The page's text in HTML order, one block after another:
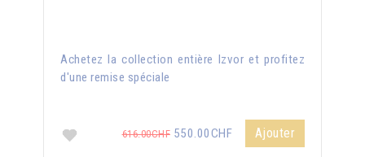
Achetez la collection entière Izvor et profitez
d'une remise spéciale
616.00CHF 550.00CHF Ajouter